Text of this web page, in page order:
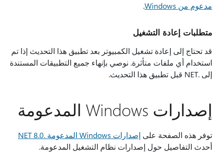
مدعوم من Windows
.
متطلبات إعادة التشغيل
قد تحتاج إلى إعادة تشغيل الكمبيوتر بعد تطبيق هذا التحديث إذا تم
استخدام أي ملفات متأثرة. نوصي بإنهاء جميع التطبيقات المستندة
إلى .NET قبل تطبيق هذا التحديث.
إصدارات Windows المدعومة
توفر هذه الصفحة على إصدارات Windows المدعومة .NET 8.0
أحدث التفاصيل حول إصدارات نظام التشغيل المدعومة.